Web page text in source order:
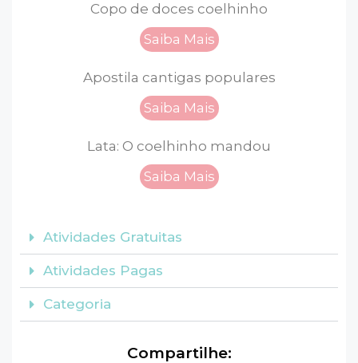
Copo de doces coelhinho
Saiba Mais
Apostila cantigas populares
Saiba Mais
Lata: O coelhinho mandou
Saiba Mais
Atividades Gratuitas
Atividades Pagas
Categoria
Compartilhe: